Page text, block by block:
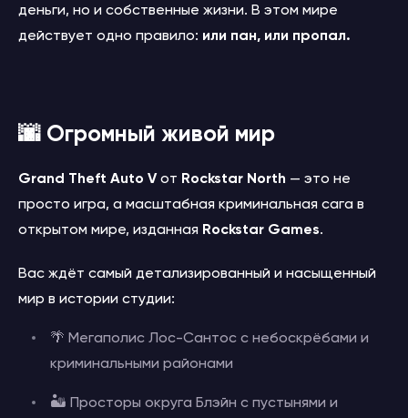
деньги, но и собственные жизни. В этом мире
действует одно правило: или пан, или пропал.
🌆 Огромный живой мир
Grand Theft Auto Vот Rockstar North — это не
просто игра, а масштабная криминальная сага в
открытом мире, изданная Rockstar Games.
Вас ждёт самый детализированный и насыщенный
мир в истории студии:
🌴 Мегаполис Лос-Сантос с небоскрёбами и
криминальными районами
🏜 Просторы округа Блэйн с пустынями и